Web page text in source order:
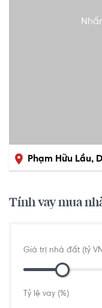
Phạm Hữu Lầu,
Tính vay mua
Giá trị nhà đất (tỷ
Tỷ lệ vay (%)